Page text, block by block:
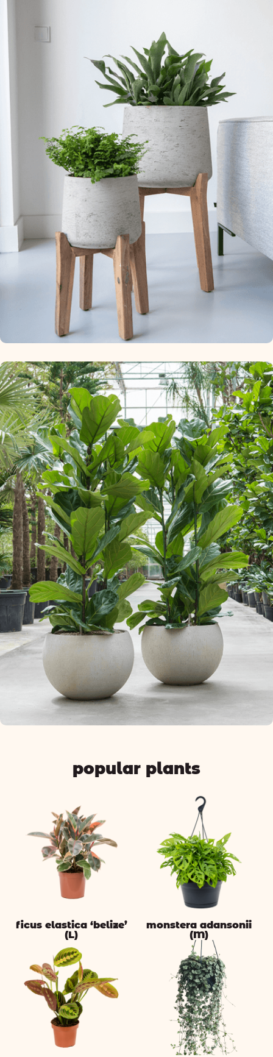
popular plants
ficus elastica ‘belize’
(L)
monstera adansonii
(M)